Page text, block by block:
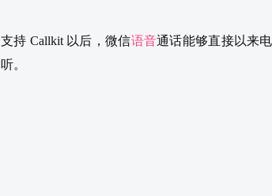
支持 Callkit 以后，微信语音通话能够直接以来
听。